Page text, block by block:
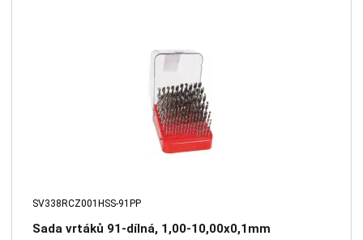
SV338RCZ001HSS-91PP
Sada vrtáků 91-dílná, 1,00-10,00x0,1mm